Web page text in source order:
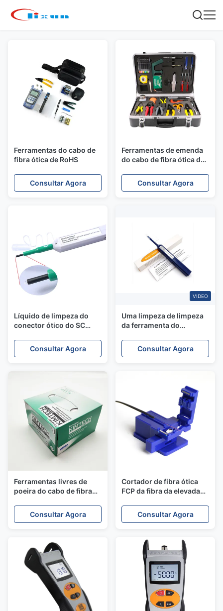
Ferramentas do cabo de
fibra ótica de RoHS
Consultar Agora
Ferramentas de emenda
do cabo de fibra ótica da
Consultar Agora
Líquido de limpeza do
conector ótico do SC
Consultar Agora
VIDEO
Uma limpeza de limpeza
da ferramenta do
da pena da fibra ótica do
líquido de limpeza do
Consultar Agora
Ferramentas livres de
poeira do cabo de fibra
limpezas 280PCS/Box
altamente absorvente
Consultar Agora
Cortador de fibra ótica
FCP da fibra da elevada
do talhador do ABS
plástico de FTTH MINI
Consultar Agora